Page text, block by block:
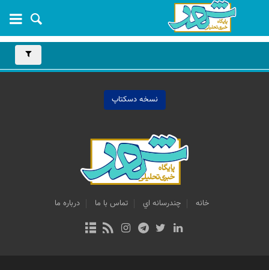
نسخه دسکتاپ
خانه چندرسانه اي تماس با ما درباره ما